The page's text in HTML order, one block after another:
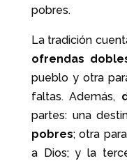
pobres.
La tradición
ofrendas
pueblo y otra
faltas. Además,
partes: una
pobres; otra
a Dios; y la